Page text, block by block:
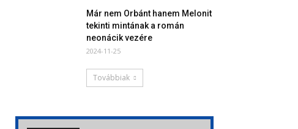
Már nem Orbánt hanem Melonit
tekinti mintának a román
neonácik vezére
2024-11-25
Továbbiak